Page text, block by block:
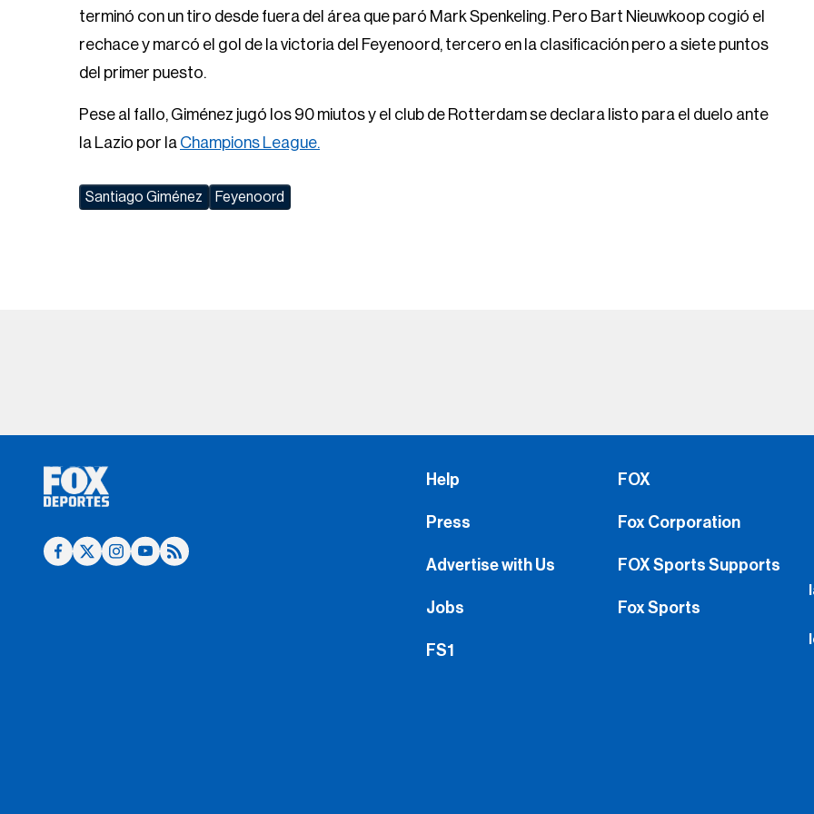
terminó con un tiro desde fuera del área que paró Mark Spenkeling. Pero Bart Nieuwkoop cogió el
rechace y marcó el gol de la victoria del Feyenoord, tercero en la clasificación pero a siete puntos
del primer puesto.
Pese al fallo, Giménez jugó los 90 miutos y el club de Rotterdam se declara listo para el duelo ante
la Lazio por la Champions League.
Santiago Giménez Feyenoord
Press
Advertise with Us
Jobs
FS1
Fox Corporation
FOX Sports Supports
Fox Sports